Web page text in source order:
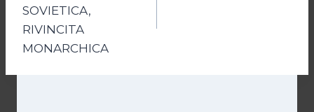
SOVIETICA,
RIVINCITA
MONARCHICA